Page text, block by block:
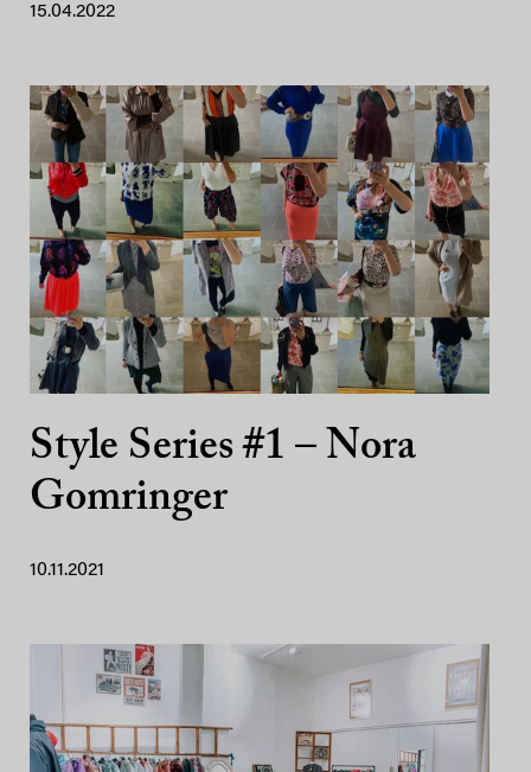
15.04.2022
Style Series #1 – Nora
Gomringer
10.11.2021